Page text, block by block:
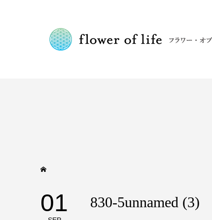
01 830-5unnamed (3)